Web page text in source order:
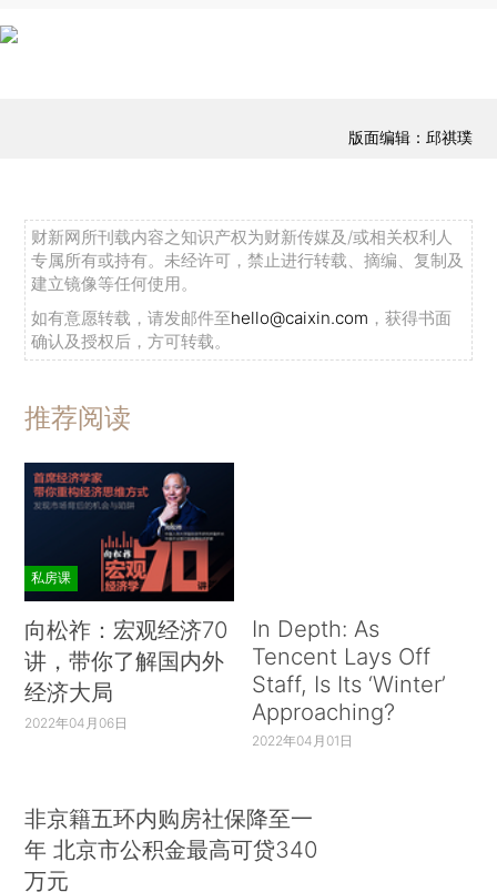
版面编辑：邱祺璞
财新网所刊载内容之知识产权为财新传媒及/或相关权利人
专属所有或持有。未经许可，禁止进行转载、摘编、复制及
建立镜像等任何使用。
如有意愿转载，请发邮件至hello@caixin.com ，获得书面
确认及授权后，方可转载。
推荐阅读
私房课
向松祚：宏观经济70
讲，带你了解国内外
经济大局
2022年04月06日
In Depth: As
Tencent Lays Off
Staff, Is Its ‘Winter’
Approaching?
2022年04月01日
非京籍五环内购房社保降至一
年 北京市公积金最高可贷340
万元